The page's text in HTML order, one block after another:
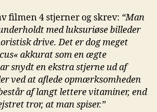
filmen 4 stjerner og skrev: “Man
med luksuriøse billeder
drive. Det er dog meget
akkurat som en ægte
snydt en ekstra stjerne ud af
ved at aflede opmærksomheden
af langt lettere vitaminer, end
tror, at man spiser.”